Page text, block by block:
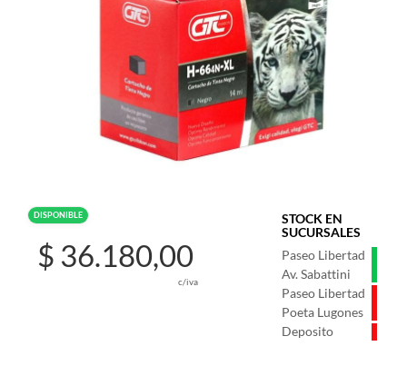
DISPONIBLE
STOCK EN
SUCURSALES
Paseo Libertad
Av. Sabattini
Paseo Libertad
Poeta Lugones
Deposito
$ 36.180,00
c/iva